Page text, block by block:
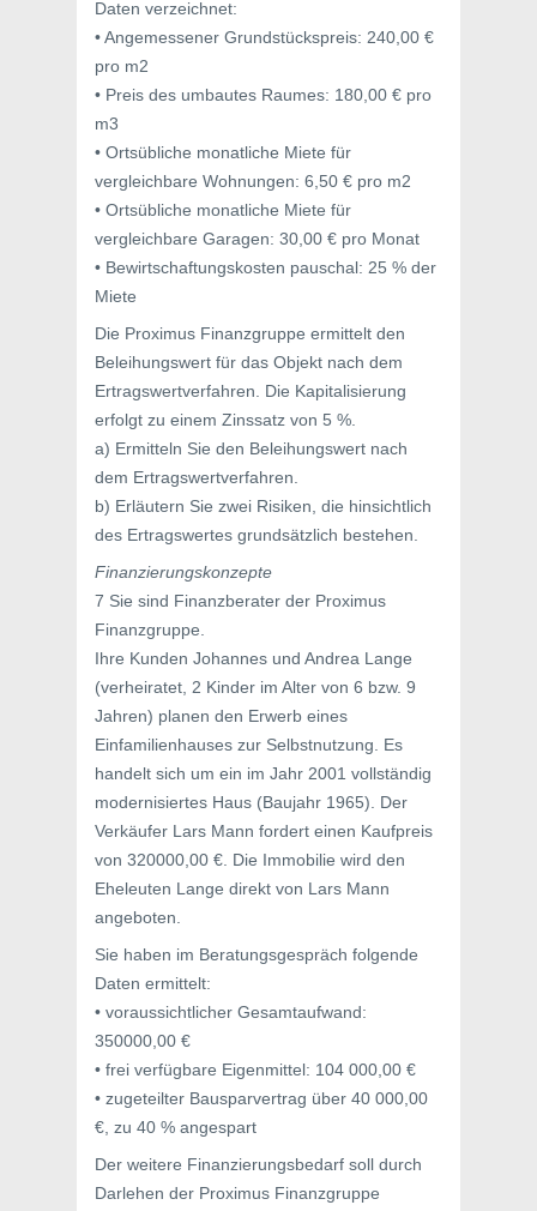
Daten verzeichnet:
• Angemessener Grundstückspreis: 240,00 €
pro m2
• Preis des umbautes Raumes: 180,00 € pro
m3
• Ortsübliche monatliche Miete für
vergleichbare Wohnungen: 6,50 € pro m2
• Ortsübliche monatliche Miete für
vergleichbare Garagen: 30,00 € pro Monat
• Bewirtschaftungskosten pauschal: 25 % der
Miete
Die Proximus Finanzgruppe ermittelt den
Beleihungswert für das Objekt nach dem
Ertragswertverfahren. Die Kapitalisierung
erfolgt zu einem Zinssatz von 5 %.
a) Ermitteln Sie den Beleihungswert nach
dem Ertragswertverfahren.
b) Erläutern Sie zwei Risiken, die hinsichtlich
des Ertragswertes grundsätzlich bestehen.
Finanzierungskonzepte
7 Sie sind Finanzberater der Proximus
Finanzgruppe.
Ihre Kunden Johannes und Andrea Lange
(verheiratet, 2 Kinder im Alter von 6 bzw. 9
Jahren) planen den Erwerb eines
Einfamilienhauses zur Selbstnutzung. Es
handelt sich um ein im Jahr 2001 vollständig
modernisiertes Haus (Baujahr 1965). Der
Verkäufer Lars Mann fordert einen Kaufpreis
von 320000,00 €. Die Immobilie wird den
Eheleuten Lange direkt von Lars Mann
angeboten.
Sie haben im Beratungsgespräch folgende
Daten ermittelt:
• voraussichtlicher Gesamtaufwand:
350000,00 €
• frei verfügbare Eigenmittel: 104 000,00 €
• zugeteilter Bausparvertrag über 40 000,00
€, zu 40 % angespart
Der weitere Finanzierungsbedarf soll durch
Darlehen der Proximus Finanzgruppe